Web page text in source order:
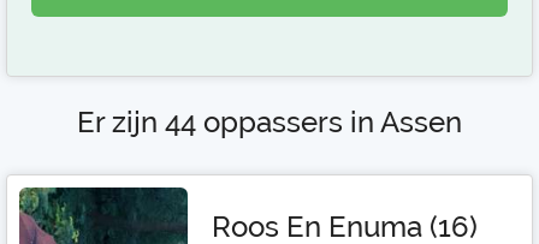
Er zijn 44 oppassers in Assen
Roos En Enuma (16)